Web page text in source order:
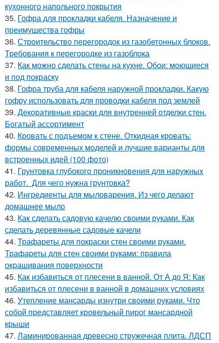
кухонного напольного покрытия
35. Гофра для прокладки кабеля. Назначение и
преимущества гофры
36. Строительство перегородок из газобетонных блоков.
Требования к перегородке из газоблока
37. Как можно сделать стены на кухне. Обои: моющиеся
и под покраску
38. Гофра труба для кабеля наружной прокладки. Какую
гофру использовать для проводки кабеля под землей
39. Декоративные краски для внутренней отделки стен.
Богатый ассортимент
40. Кровать с подъемом к стене. Откидная кровать:
формы современных моделей и лучшие варианты для
встроенных идей (100 фото)
41. Грунтовка глубокого проникновения для наружных
работ. Для чего нужна грунтовка?
42. Ингредиенты для мыловарения. Из чего делают
домашнее мыло
43. Как сделать садовую качелю своими руками. Как
сделать деревянные садовые качели
44. Трафареты для покраски стен своими руками.
Трафареты для стен своими руками: правила
окрашивания поверхности
45. Как избавиться от плесени в ванной. От А до Я: Как
избавиться от плесени в ванной в домашних условиях
46. Утепление мансарды изнутри своими руками. Что
собой представляет кровельный пирог мансардной
крыши
47. Ламинированная древесно стружечная плита. ЛДСП